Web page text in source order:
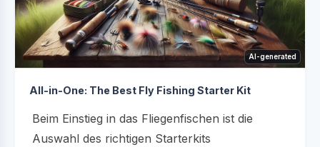
AI-generated
All-in-One: The Best Fly Fishing Starter Kit
Beim Einstieg in das Fliegenfischen ist die
Auswahl des richtigen Starterkits